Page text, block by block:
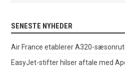
SENESTE NYHEDER
Air France etablerer A320-
EasyJet-stifter hilser aftale med